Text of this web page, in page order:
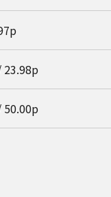
23.98p
50.00p